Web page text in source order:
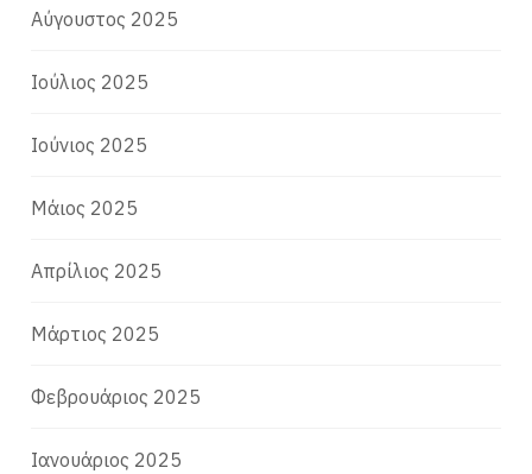
Αύγουστος 2025
Ιούλιος 2025
Ιούνιος 2025
Μάιος 2025
Απρίλιος 2025
Μάρτιος 2025
Φεβρουάριος 2025
Ιανουάριος 2025